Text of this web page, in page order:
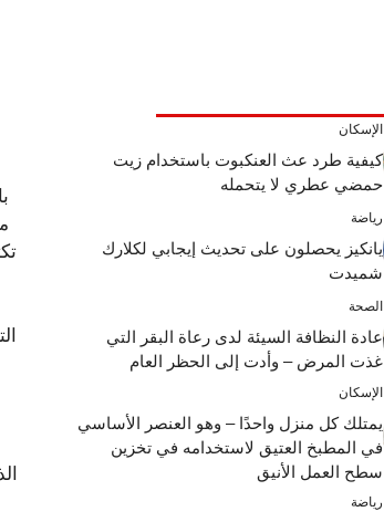
الإسكان
كيفية طرد عث العنكبوت باستخدام زيت
حمضي عطري لا يتحمله
رياضة
يانكيز يحصلون على تحديث إيجابي لكلارك
شميدت
الصحة
عادة النظافة السيئة لدى رعاة البقر التي
غذت المرض – وأدت إلى الحظر العام
الإسكان
يمتلك كل منزل واحدًا – وهو العنصر الأساسي
في المطبخ العتيق لاستخدامه في تخزين
سطح العمل الأنيق
رياضة